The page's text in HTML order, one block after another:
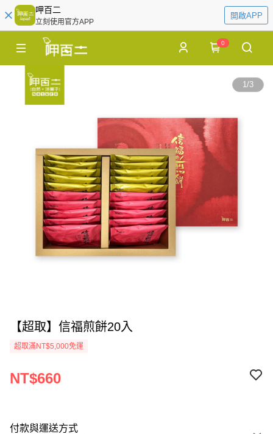
呷百二
立刻使用官方APP
開啟APP
0
1/3
【超取】信福煎餅20入
超取滿NT$5,000免運
NT$660
付款與運送方式